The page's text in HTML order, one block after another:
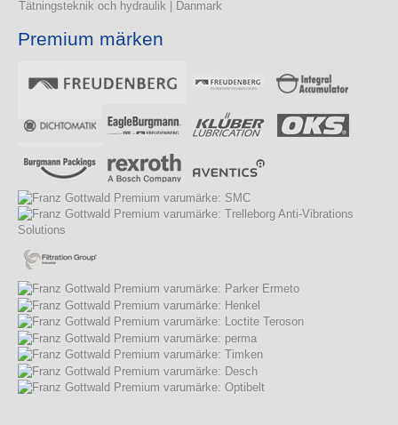
Tätningsteknik och hydraulik | Danmark
Premium märken